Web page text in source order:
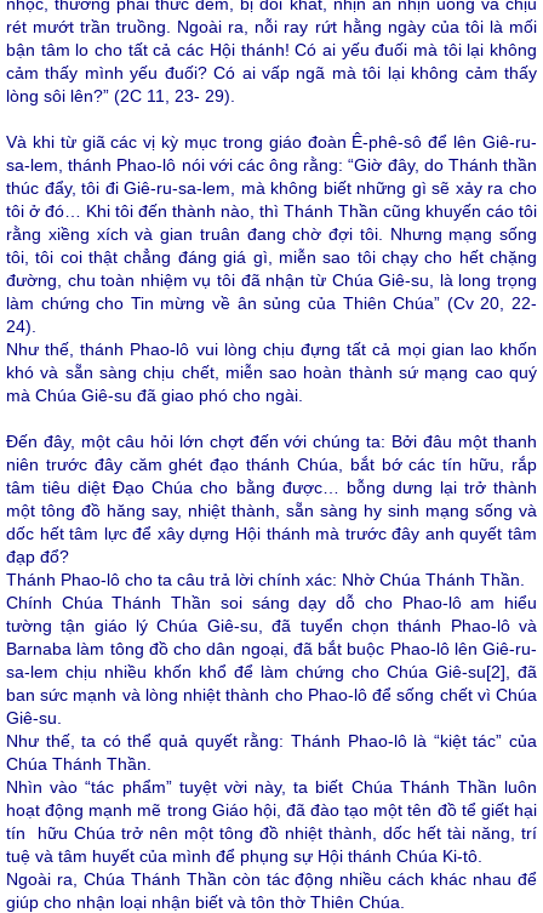
rét mướt trần truồng. Ngoài ra, nỗi ray rứt hằng ngày của tôi là mối
bận tâm lo cho tất cả các Hội thánh! Có ai yếu đuối mà tôi lại không
cảm thấy mình yếu đuối? Có ai vấp ngã mà tôi lại không cảm thấy
lòng sôi lên?” (2C 11, 23- 29).
Và khi từ giã các vị kỳ mục trong giáo đoàn Ê-phê-sô để lên Giê-ru-
sa-lem, thánh Phao-lô nói với các ông rằng: “Giờ đây, do Thánh thần
thúc đẩy, tôi đi Giê-ru-sa-lem, mà không biết những gì sẽ xảy ra cho
tôi ở đó… Khi tôi đến thành nào, thì Thánh Thần cũng khuyến cáo tôi
rằng xiềng xích và gian truân đang chờ đợi tôi. Nhưng mạng sống
tôi, tôi coi thật chẳng đáng giá gì, miễn sao tôi chạy cho hết chặng
đường, chu toàn nhiệm vụ tôi đã nhận từ Chúa Giê-su, là long trọng
làm chứng cho Tin mừng về ân sủng của Thiên Chúa” (Cv 20, 22-
24).
Như thế, thánh Phao-lô vui lòng chịu đựng tất cả mọi gian lao khốn
khó và sẵn sàng chịu chết, miễn sao hoàn thành sứ mạng cao quý
mà Chúa Giê-su đã giao phó cho ngài.
Đến đây, một câu hỏi lớn chợt đến với chúng ta: Bởi đâu một thanh
niên trước đây căm ghét đạo thánh Chúa, bắt bớ các tín hữu, rắp
tâm tiêu diệt Đạo Chúa cho bằng được… bỗng dưng lại trở thành
một tông đồ hăng say, nhiệt thành, sẵn sàng hy sinh mạng sống và
dốc hết tâm lực để xây dựng Hội thánh mà trước đây anh quyết tâm
đạp đổ?
Thánh Phao-lô cho ta câu trả lời chính xác: Nhờ Chúa Thánh Thần.
Chính Chúa Thánh Thần soi sáng dạy dỗ cho Phao-lô am hiểu
tường tận giáo lý Chúa Giê-su, đã tuyển chọn thánh Phao-lô và
Barnaba làm tông đồ cho dân ngoại, đã bắt buộc Phao-lô lên Giê-ru-
sa-lem chịu nhiều khốn khổ để làm chứng cho Chúa Giê-su[2] , đã
ban sức mạnh và lòng nhiệt thành cho Phao-lô để sống chết vì Chúa
Giê-su.
Như thế, ta có thể quả quyết rằng: Thánh Phao-lô là “kiệt tác” của
Chúa Thánh Thần.
Nhìn vào “tác phẩm” tuyệt vời này, ta biết Chúa Thánh Thần luôn
hoạt động mạnh mẽ trong Giáo hội, đã đào tạo một tên đồ tể giết hại
tín hữu Chúa trở nên một tông đồ nhiệt thành, dốc hết tài năng, trí
tuệ và tâm huyết của mình để phụng sự Hội thánh Chúa Ki-tô.
Ngoài ra, Chúa Thánh Thần còn tác động nhiều cách khác nhau để
giúp cho nhận loại nhận biết và tôn thờ Thiên Chúa.